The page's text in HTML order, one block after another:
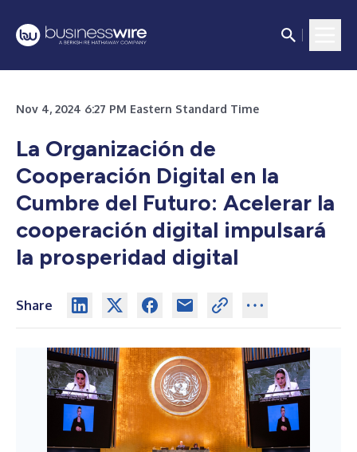
Nov 4, 2024 6:27 PM Eastern Standard Time
La Organización de
Cooperación Digital en la
Cumbre del Futuro: Acelerar la
cooperación digital impulsará
la prosperidad digital
Share